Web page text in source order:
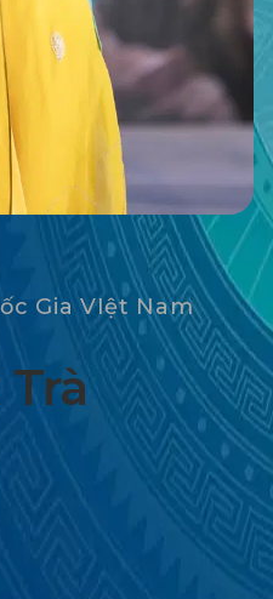
Gia VIệt Nam